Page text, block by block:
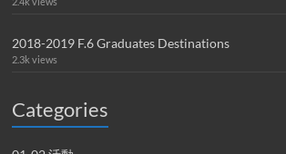
2018-2019 F.6 Graduates Destinations
2.3k views
Categories